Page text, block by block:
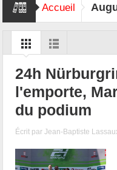
Accueil
24h
l'emporte,
du podium
Écrit parJean-Baptiste